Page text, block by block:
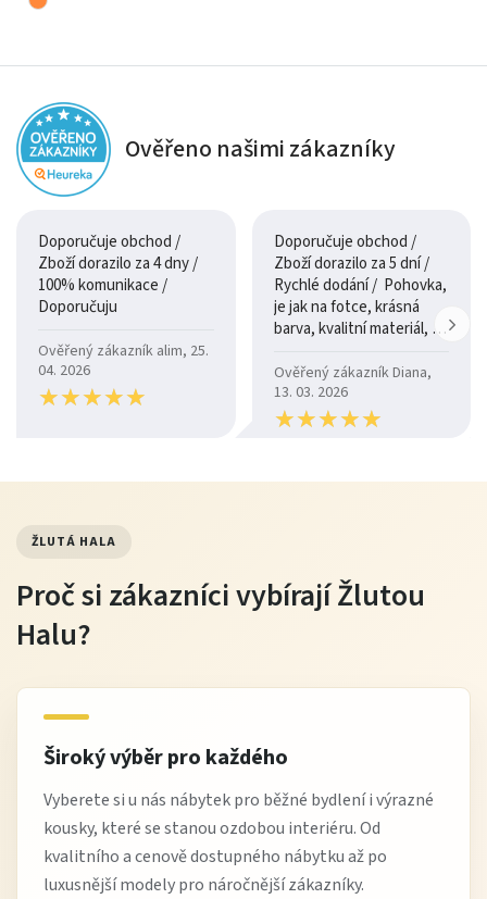
Ověřeno našimi zákazníky
Doporučuje obchod /
Zboží dorazilo za 4 dny /
100% komunikace /
Doporučuju
Ověřený zákazník alim, 25.
04. 2026
★★★★★
★★★★★
Doporučuje obchod /
Zboží dorazilo za 5 dní /
Rychlé dodání / Pohovka,
je jak na fotce, krásná
barva, kvalitní materiál, a
Ověřený zákazník Diana,
13. 03. 2026
★★★★★
★★★★★
ŽLUTÁ HALA
Proč si zákazníci vybírají Žlutou
Halu?
Široký výběr pro každého
Vyberete si u nás nábytek pro běžné bydlení i výrazné
kousky, které se stanou ozdobou interiéru. Od
kvalitního a cenově dostupného nábytku až po
luxusnější modely pro náročnější zákazníky.